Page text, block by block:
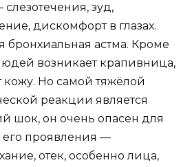
зуд,
дискомфорт в глазах.
бронхиальная астма. Кроме
возникает крапивница,
кожу. Но самой тяжёлой
реакции является
шок, он очень опасен для
проявления —
отек, особенно лица,